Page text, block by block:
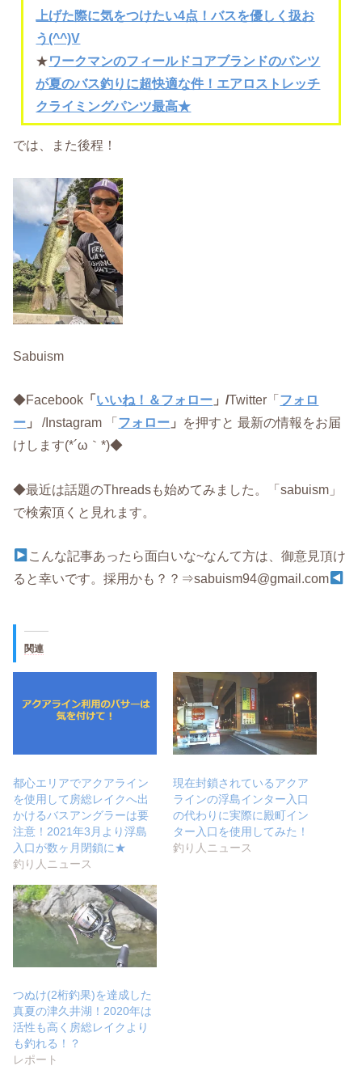
上げた際に気をつけたい4点！バスを優しく扱お
う(^^)V
★ワークマンのフィールドコアブランドのパンツ
が夏のバス釣りに超快適な件！エアロストレッチ
クライミングパンツ最高★
では、また後程！
Sabuism
◆Facebook 「いいね！＆フォロー 」/Twitter「フォロ
ー 」 /Instagram 「フォロー 」 を押すと 最新の情報をお届
けします(*´ω｀*)◆
◆最近は話題のThreadsも始めてみました。「sabuism」
で検索頂くと見れます。
こんな記事あったら面白いな~なんて方は、御意見頂け
ると幸いです。採用かも？？⇒sabuism94@gmail.com
関連
都心エリアでアクアライン
を使用して房総レイクへ出
かけるバスアングラーは要
注意！2021年3月より浮島
入口が数ヶ月閉鎖に★
釣り人ニュース
現在封鎖されているアクア
ラインの浮島インター入口
の代わりに実際に殿町イン
ター入口を使用してみた！
釣り人ニュース
つぬけ(2桁釣果)を達成した
真夏の津久井湖！2020年は
活性も高く房総レイクより
も釣れる！？
レポート